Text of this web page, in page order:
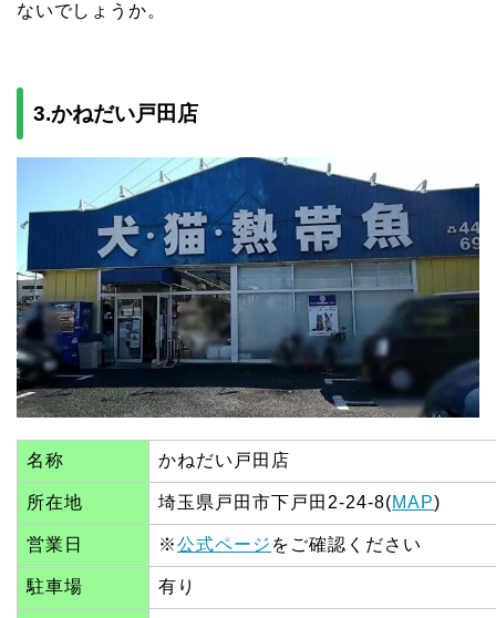
ないでしょうか。
3.かねだい戸田店
名称 かねだい戸田店
所在地 埼玉県戸田市下戸田2-24-8(MAP)
営業日 ※公式ページ をご確認ください
駐車場 有り